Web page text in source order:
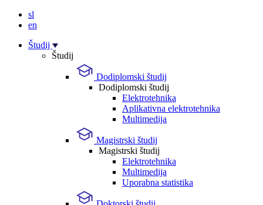
sl
en
Študij
Študij
Dodiplomski študij
Dodiplomski študij
Elektrotehnika
Aplikativna elektrotehnika
Multimedija
Magistrski študij
Magistrski študij
Elektrotehnika
Multimedija
Uporabna statistika